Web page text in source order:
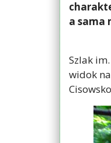
a sama
Szlak
widok